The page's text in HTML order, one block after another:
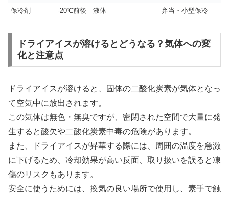
保冷剤 -20℃前後 液体 弁当・小型保冷
ドライアイスが溶けるとどうなる？気体への変
化と注意点
ドライアイスが溶けると、固体の二酸化炭素が気体となっ
て空気中に放出されます。
この気体は無色・無臭ですが、密閉された空間で大量に発
生すると酸欠や二酸化炭素中毒の危険があります。
また、ドライアイスが昇華する際には、周囲の温度を急激
に下げるため、冷却効果が高い反面、取り扱いを誤ると凍
傷のリスクもあります。
安全に使うためには、換気の良い場所で使用し、素手で触